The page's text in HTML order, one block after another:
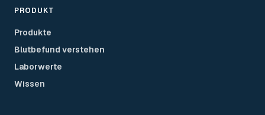
PRODUKT
Produkte
Blutbefund verstehen
Laborwerte
Wissen